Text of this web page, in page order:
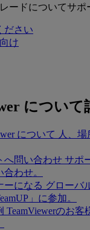
ードについてサポ
ださい
け
について
について 人、
へ問い合わせ サポ
わせ。
ーになる グローバ
」に参加。
TeamViewerのお